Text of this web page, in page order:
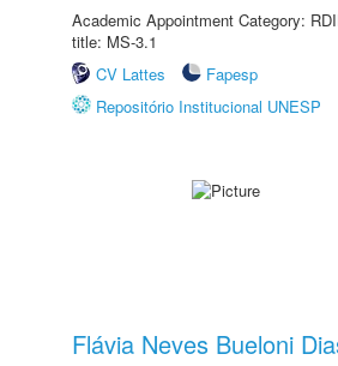
Academic Appointment Category:
title: MS-3.1
CV Lattes
Fapesp
Repositório Institucional UNESP
Flávia Neves Bueloni